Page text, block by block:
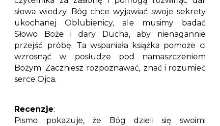
słowa wiedzy. Bóg chce wyjawiać swoje sekrety
ukochanej Oblubienicy, ale musimy badać
Słowo Boże i dary Ducha, aby nienagannie
przejść próbę. Ta wspaniała książka pomoże ci
wzrosnąć w posłudze pod namaszczeniem
Bożym. Zaczniesz rozpoznawać, znać i rozumieć
serce Ojca.
Recenzje:
Pismo pokazuje, że Bóg dzieli się swoimi